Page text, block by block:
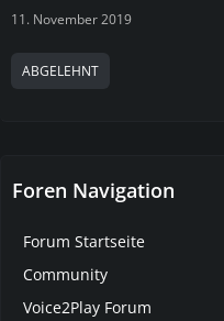
11. November 2019
ABGELEHNT
Foren Navigation
Forum Startseite
Community
Voice2Play Forum